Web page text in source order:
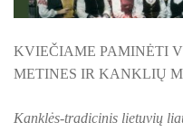
PROJEKTAS
PROJEKTAS
KVIEČIAME PAMINĖTI
METINES IR KANKLIŲ
Kanklės-tradicinis lietuvių